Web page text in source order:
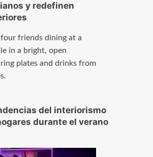
y redefinen
del interiorismo
durante el verano